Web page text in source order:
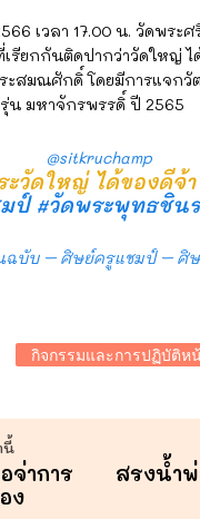
เวลา 17.00 น. วัดพระ
รียกกันติดปากว่าวัดใหญ่
ะสมณศักดิ์ โดยมีการแจก
น มหาจักรพรรดิ์ ปี 2565
@sitkruchamp
ะวัดใหญ่ ได้ของดีจ้า
ป์ #วัดพระพุทธชิน
ฉบับ – ศิษย์ครูแชมป์ – ศิ
กิจกรรมและการปฏิบัติห
นี้
จ่าการ
ง
สรงน้ำ